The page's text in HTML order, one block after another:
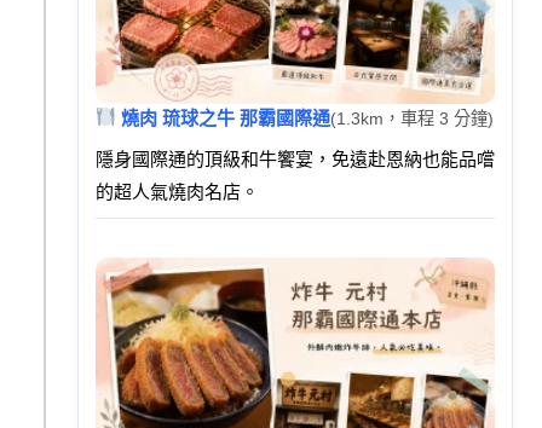
燒肉 琉球之牛 那霸國際通(1.3km，車程 3 分鐘)
隱身國際通的頂級和牛饗宴，免遠赴恩納也能品嚐
的超人氣燒肉名店。